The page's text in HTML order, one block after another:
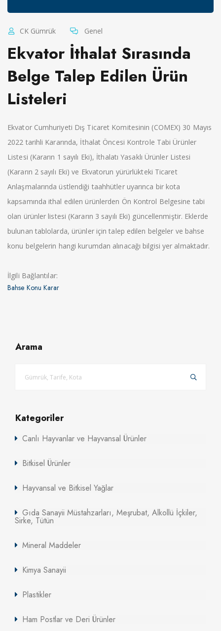
CK Gümrük Genel
Ekvator İthalat Sırasında
Belge Talep Edilen Ürün
Listeleri
Ekvator Cumhuriyeti Dış Ticaret Komitesinin (COMEX) 30 Mayıs
2022 tarihli Kararında, İthalat Öncesi Kontrole Tabi Ürünler
Listesi (Kararın 1 sayılı Eki), İthalatı Yasaklı Ürünler Listesi
(Kararın 2 sayılı Eki) ve Ekvatorun yürürlükteki Ticaret
Anlaşmalarında üstlendiği taahhütler uyarınca bir kota
kapsamında ithal edilen ürünlerden Ön Kontrol Belgesine tabi
olan ürünler listesi (Kararın 3 sayılı Eki) güncellenmiştir. Eklerde
bulunan tablolarda, ürünler için talep edilen belgeler ve bahse
konu belgelerin hangi kurumdan alınacağı bilgisi yer almaktadır.
İlgili Bağlantılar:
Bahse Konu Karar
Arama
Kategoriler
Canlı Hayvanlar ve Hayvansal Ürünler
Bitkisel Ürünler
Hayvansal ve Bitkisel Yağlar
Gıda Sanayii Müstahzarları, Meşrubat, Alkollü İçkiler,
Sirke, Tütün
Mineral Maddeler
Kimya Sanayii
Plastikler
Ham Postlar ve Deri Ürünler